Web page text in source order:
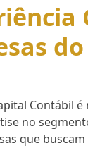
Contábil
no
que buscam